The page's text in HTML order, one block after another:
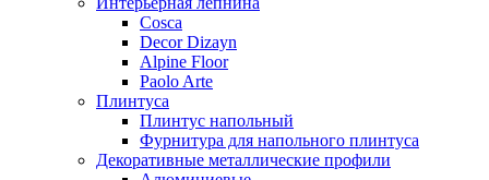
Cosca
Decor Dizayn
Alpine Floor
Paolo Arte
Плинтуса
Плинтус напольный
Фурнитура для напольного плинтуса
Декоративные металлические профили